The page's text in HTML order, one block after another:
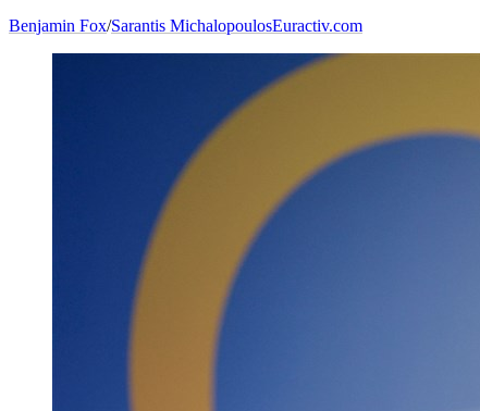
Benjamin Fox/Sarantis MichalopoulosEuractiv.com